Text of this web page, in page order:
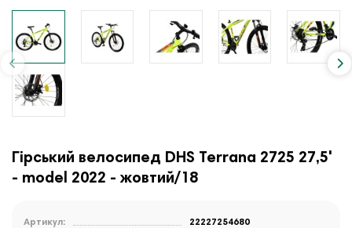
Гірський велосипед DHS Terrana 2725 27,5'
- model 2022 - жовтий/18
Артикул:
22227254680